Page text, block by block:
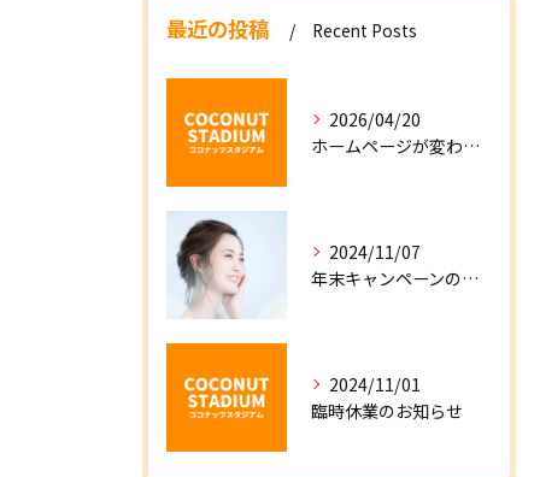
最近の投稿 Recent Posts
2026/04/20
ホームページが変わりました！
2024/11/07
年末キャンペーンのお知らせ
2024/11/01
臨時休業のお知らせ